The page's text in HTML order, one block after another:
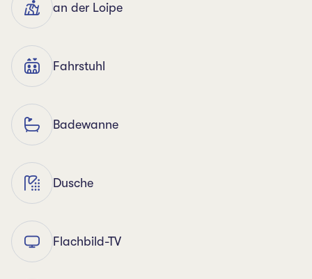
an der Loipe
Fahrstuhl
Badewanne
Dusche
Flachbild-TV